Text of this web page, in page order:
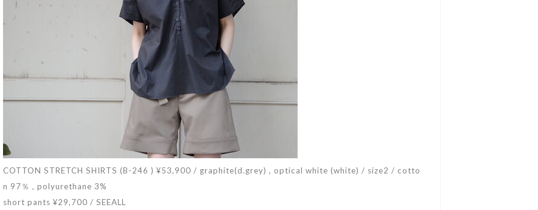
COTTON STRETCH SHIRTS (B-246 ) ¥53,900 / graphite(d.grey) , optical white (white) / size2 / cotto
n 97％ , polyurethane 3%
short pants ¥29,700 / SEEALL